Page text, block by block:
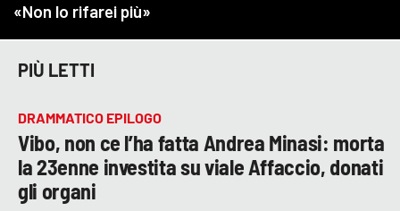
PIÙ LETTI
DRAMMATICO EPILOGO
Vibo, non ce l’ha fatta Andrea Minasi: morta
la 23enne investita su viale Affaccio, donati
gli organi